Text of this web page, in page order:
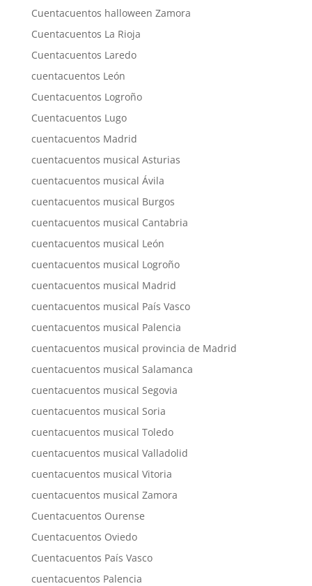
Cuentacuentos halloween Zamora
Cuentacuentos La Rioja
Cuentacuentos Laredo
cuentacuentos León
Cuentacuentos Logroño
Cuentacuentos Lugo
cuentacuentos Madrid
cuentacuentos musical Asturias
cuentacuentos musical Ávila
cuentacuentos musical Burgos
cuentacuentos musical Cantabria
cuentacuentos musical León
cuentacuentos musical Logroño
cuentacuentos musical Madrid
cuentacuentos musical País Vasco
cuentacuentos musical Palencia
cuentacuentos musical provincia de Madrid
cuentacuentos musical Salamanca
cuentacuentos musical Segovia
cuentacuentos musical Soria
cuentacuentos musical Toledo
cuentacuentos musical Valladolid
cuentacuentos musical Vitoria
cuentacuentos musical Zamora
Cuentacuentos Ourense
Cuentacuentos Oviedo
Cuentacuentos País Vasco
cuentacuentos Palencia